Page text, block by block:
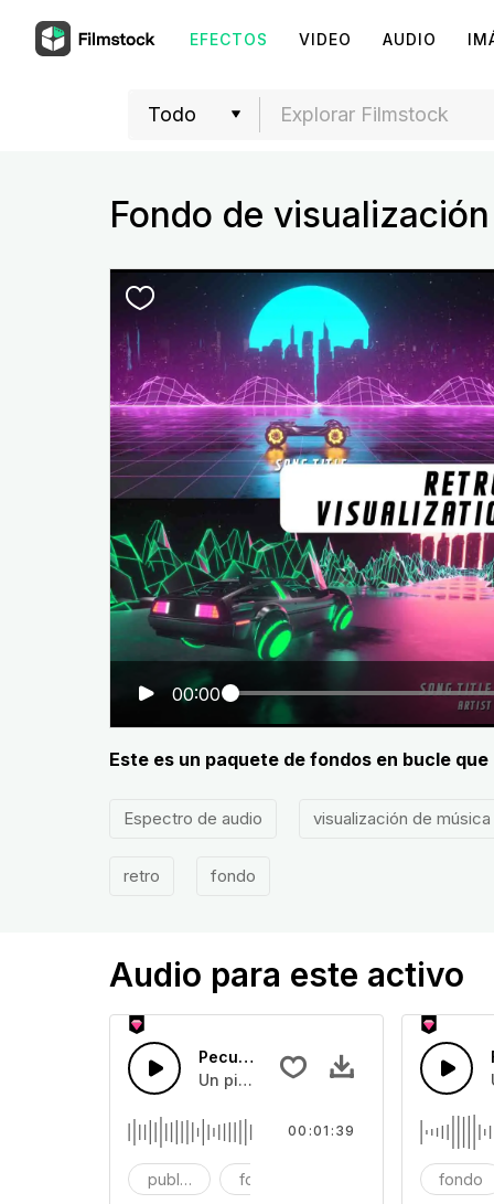
EFECTOS VIDEO AUDIO
Fondo de
00:00
Este es un paquete de fondos en bucle
Espectro de audio visualización de música
retro fondo
Audio para este activo
Peculiar Retro Swing
Un piano retro peculiar con bajo,
publicidad fondo
00:01:39
fondo